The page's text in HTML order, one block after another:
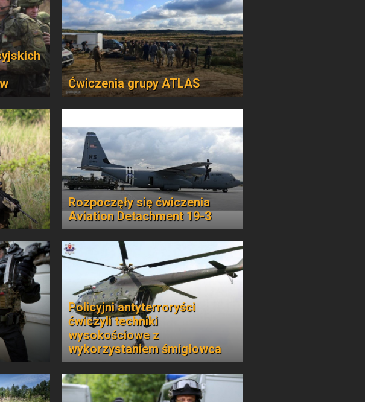
Ćwiczenia grupy ATLAS
Rozpoczęły się ćwiczenia
Aviation Detachment 19-3
Policyjni antyterroryści
ćwiczyli techniki
wysokościowe z
wykorzystaniem śmigłowca